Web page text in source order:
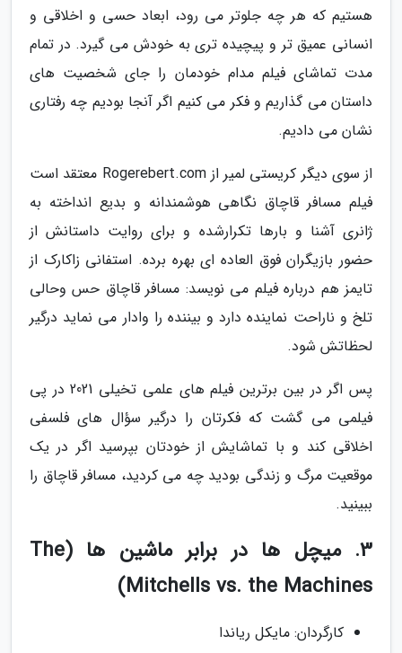
هستیم که هر چه جلوتر می رود، ابعاد حسی و اخلاقی و
انسانی عمیق تر و پیچیده تری به خودش می گیرد. در تمام
مدت تماشای فیلم مدام خودمان را جای شخصیت های
داستان می گذاریم و فکر می کنیم اگر آنجا بودیم چه رفتاری
نشان می دادیم.
از سوی دیگر کریستی لمیر از Rogerebert.com معتقد است
فیلم مسافر قاچاق نگاهی هوشمندانه و بدیع انداخته به
ژانری آشنا و بارها تکرارشده و برای روایت داستانش از
حضور بازیگران فوق العاده ای بهره برده. استفانی زاکارک از
تایمز هم درباره فیلم می نویسد: مسافر قاچاق حس وحالی
تلخ و ناراحت نماینده دارد و بیننده را وادار می نماید درگیر
لحظاتش شود.
پس اگر در بین برترین فیلم های علمی تخیلی 2021 در پی
فیلمی می گشت که فکرتان را درگیر سؤال های فلسفی
اخلاقی کند و با تماشایش از خودتان بپرسید اگر در یک
موقعیت مرگ و زندگی بودید چه می کردید، مسافر قاچاق را
ببینید.
3. میچل ها در برابر ماشین ها (The
Mitchells vs. the Machines)
کارگردان: مایکل ریاندا